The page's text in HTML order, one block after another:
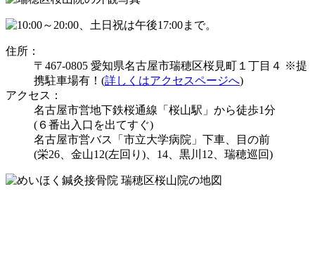
住所：
〒467-0805 愛知県名古屋市瑞穂区桜見町１丁目４ ※提
携駐車場有！(詳しくはアクセスページへ)
アクセス：
名古屋市営地下鉄桜通線「桜山駅」から徒歩1分
(６番出入口を出てすぐ)
名古屋市営バス「市立大学病院」下車、目の前
(栄26、金山12(左回り)、14、黒川12、瑞穂巡回)